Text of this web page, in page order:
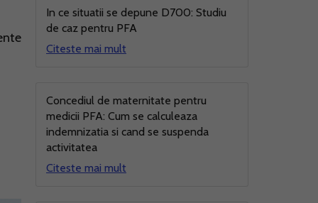
In ce situatii se depune D700: Studiu
de caz pentru PFA
Citeste mai mult
Concediul de maternitate pentru
medicii PFA: Cum se calculeaza
indemnizatia si cand se suspenda
activitatea
Citeste mai mult